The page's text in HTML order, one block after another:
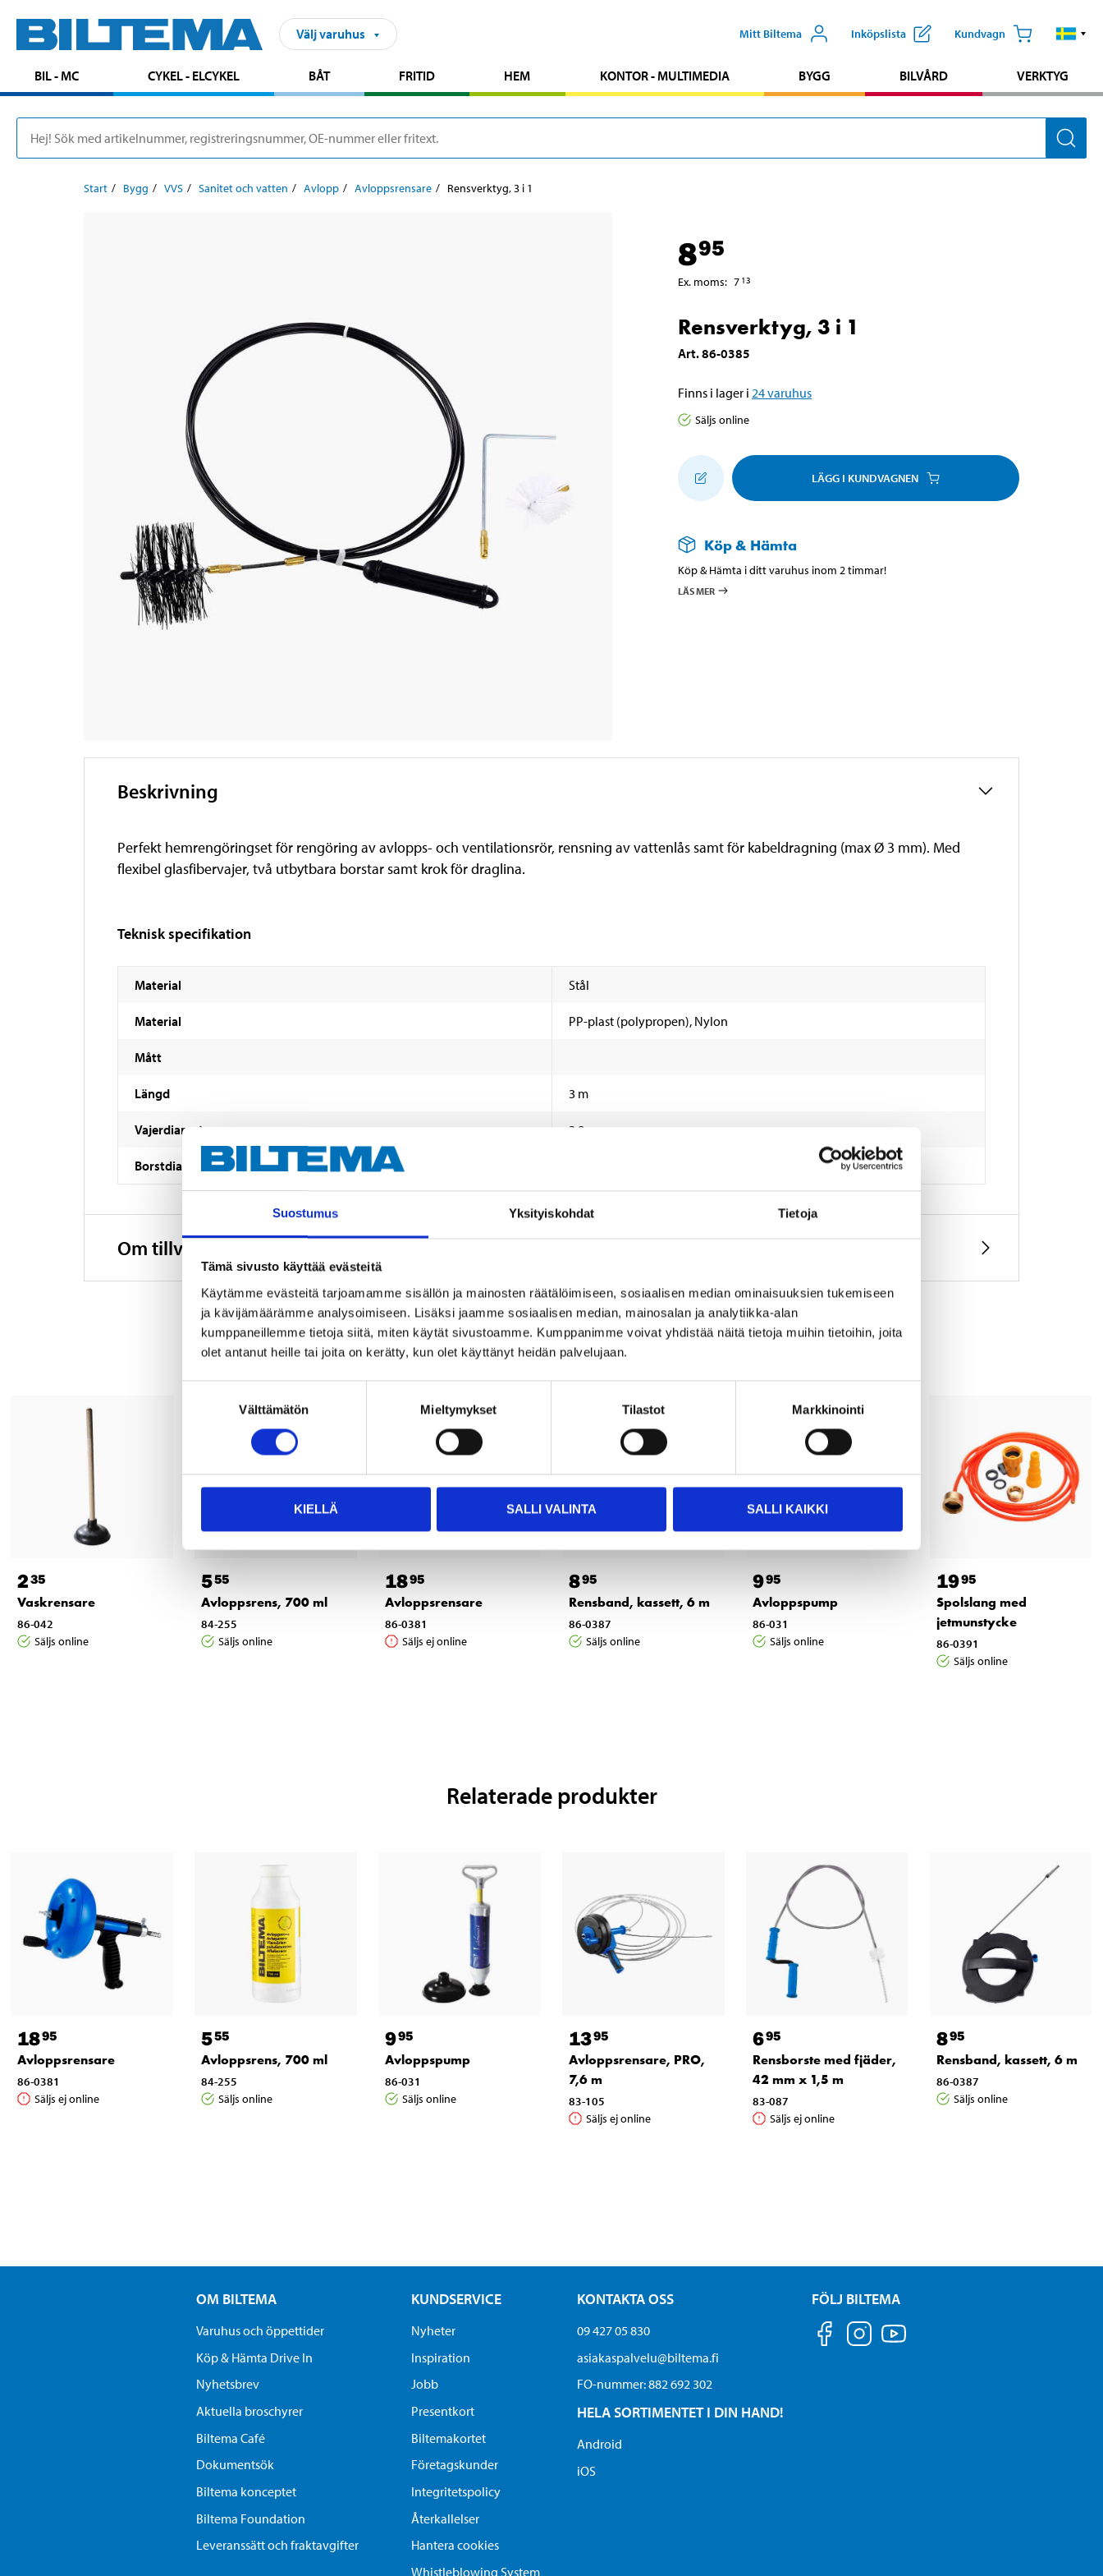
Suostumus Yksityiskohdat Tietoja
Tämä sivusto käyttää evästeitä
Käytämme evästeitä tarjoamamme sisällön ja mainosten räätälöimiseen, sosiaalisen median ominaisuuksien tukemiseen
ja kävijämäärämme analysoimiseen. Lisäksi jaamme sosiaalisen median, mainosalan ja analytiikka-alan
kumppaneillemme tietoja siitä, miten käytät sivustoamme. Kumppanimme voivat yhdistää näitä tietoja muihin tietoihin, joita
olet antanut heille tai joita on kerätty, kun olet käyttänyt heidän palvelujaan.
Välttämätön Mieltymykset Tilastot Markkinointi
KIELLÄ SALLI VALINTA SALLI KAIKKI
Välj varuhus Mitt Biltema Inköpslista Kundvagn
BIL - MC CYKEL - ELCYKEL BÅT FRITID HEM KONTOR - MULTIMEDIA BYGG BILVÅRD VERKTYG
Start Bygg VVS Sanitet och vatten Avlopp Avloppsrensare Rensverktyg, 3 i 1
895
Ex. moms: 7 13
Rensverktyg, 3 i 1
Art.86-0385
Finns i lager i 24varuhus
Säljs online
LÄGG I KUNDVAGNEN
Köp & Hämta
Köp & Hämta i ditt varuhus inom 2 timmar!
LÄS MER
Beskrivning
Perfekt hemrengöringset för rengöring av avlopps- och ventilationsrör, rensning av vattenlås samt för kabeldragning (max Ø 3 mm). Med
flexibel glasfibervajer, två utbytbara borstar samt krok för draglina.
Teknisk specifikation
Material Stål
Material PP-plast (polypropen), Nylon
Mått
Längd 3 m
Vajerdiameter 3,8 mm
Borstdiameter
Om tillverkaren
Andra kunder köpte också
235
Vaskrensare
86-042
Säljs online
555
Avloppsrens, 700 ml
84-255
Säljs online
1895
Avloppsrensare
86-0381
Säljs ej online
895
Rensband, kassett, 6 m
86-0387
Säljs online
995
Avloppspump
86-031
Säljs online
1995
Spolslang med
jetmunstycke
86-0391
Säljs online
Relaterade produkter
1895
Avloppsrensare
86-0381
Säljs ej online
555
Avloppsrens, 700 ml
84-255
Säljs online
995
Avloppspump
86-031
Säljs online
1395
Avloppsrensare, PRO,
7,6 m
83-105
Säljs ej online
695
Rensborste med fjäder,
42 mm x 1,5 m
83-087
Säljs ej online
895
Rensband, kassett, 6 m
86-0387
Säljs online
OM BILTEMA
Varuhus och öppettider
Köp & Hämta Drive In
Nyhetsbrev
Aktuella broschyrer
Biltema Café
Dokumentsök
Biltema konceptet
Biltema Foundation
Leveranssätt och fraktavgifter
KUNDSERVICE
Nyheter
Inspiration
Jobb
Presentkort
Biltemakortet
Företagskunder
Integritetspolicy
Återkallelser
Hantera cookies
Whistleblowing System
KONTAKTA OSS
09 427 05 830
asiakaspalvelu@biltema.fi
FO-nummer:​ 882 692 302
HELA SORTIMENTET I DIN HAND!
Android
iOS
FÖLJ BILTEMA